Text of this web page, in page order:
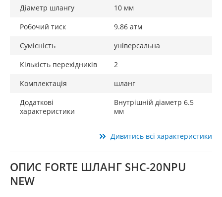
Діаметр шлангу
10 мм
Робочий тиск
9.86 атм
Сумісність
універсальна
Кількість перехідників
2
Комплектація
шланг
Додаткові
характеристики
Внутрішній діаметр 6.5
мм
Дивитись всі характеристики
ОПИС FORTE ШЛАНГ SHC-20NPU
NEW